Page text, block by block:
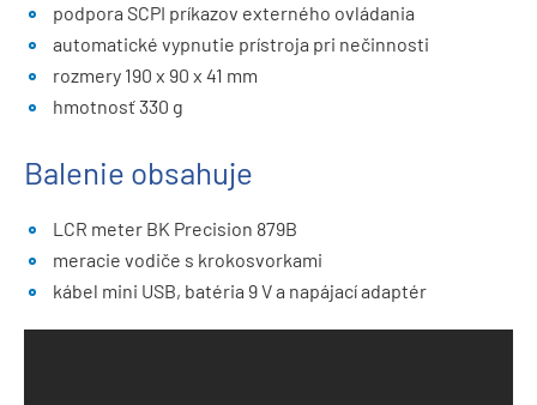
podpora SCPI príkazov externého ovládania
automatické vypnutie prístroja pri nečinnosti
rozmery 190 x 90 x 41 mm
hmotnosť 330 g
Balenie obsahuje
LCR meter BK Precision 879B
meracie vodiče s krokosvorkami
kábel mini USB, batéria 9 V a napájací adaptér